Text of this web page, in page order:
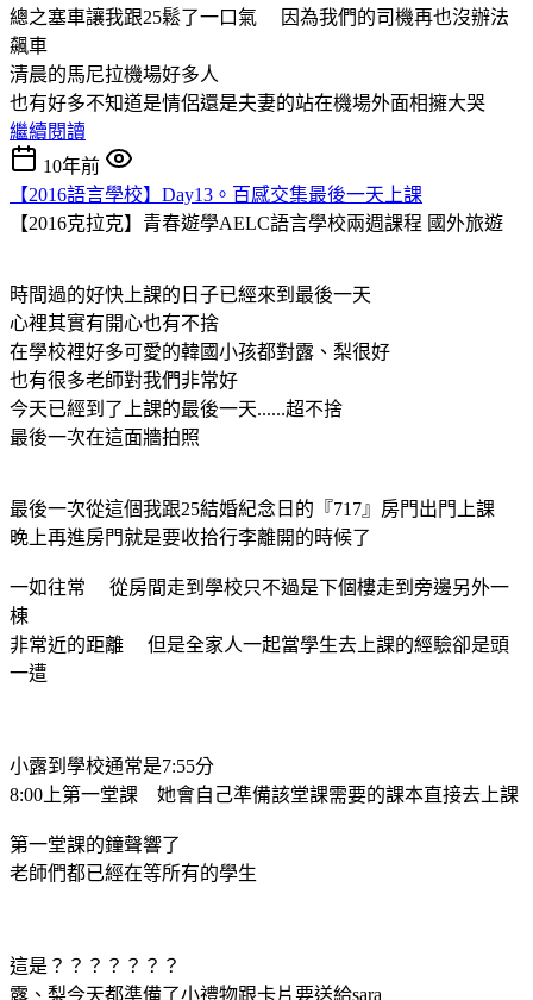
總之塞車讓我跟25鬆了一口氣 因為我們的司機再也沒辦法
飆車
清晨的馬尼拉機場好多人
也有好多不知道是情侶還是夫妻的站在機場外面相擁大哭
繼續閱讀
10年前
【2016語言學校】Day13。百感交集最後一天上課
【2016克拉克】青春遊學AELC語言學校兩週課程 國外旅遊
時間過的好快上課的日子已經來到最後一天
心裡其實有開心也有不捨
在學校裡好多可愛的韓國小孩都對露、梨很好
也有很多老師對我們非常好
今天已經到了上課的最後一天......超不捨
最後一次在這面牆拍照
最後一次從這個我跟25結婚紀念日的『717』房門出門上課
晚上再進房門就是要收拾行李離開的時候了
一如往常 從房間走到學校只不過是下個樓走到旁邊另外一
棟
非常近的距離 但是全家人一起當學生去上課的經驗卻是頭
一遭
小露到學校通常是7:55分
8:00上第一堂課 她會自己準備該堂課需要的課本直接去上課
第一堂課的鐘聲響了
老師們都已經在等所有的學生
這是？？？？？？？
露、梨今天都準備了小禮物跟卡片要送給sara